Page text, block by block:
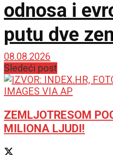
odnosa i
putu dve
08.08.2026
Sledeći post
ZEMLJOTRESOM
MILIONA LJUDI!